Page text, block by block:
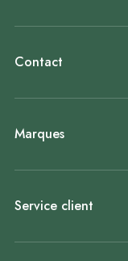
Contact
Marques
Service client